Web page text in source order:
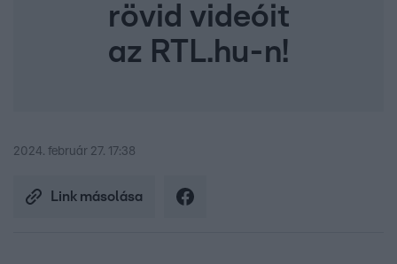
rövid videóit
az RTL.hu-n!
2024. február 27. 17:38
Link másolása